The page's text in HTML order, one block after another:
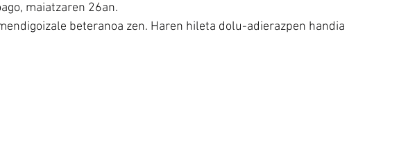
maiatzaren 26an.
beteranoa zen. Haren hileta dolu-adierazpen handia